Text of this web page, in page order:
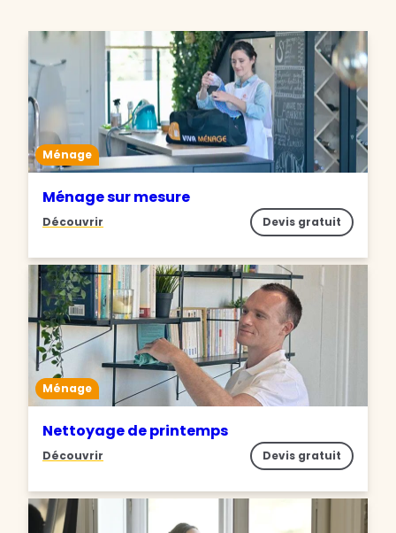
Ménage
Ménage sur mesure
Découvrir Devis gratuit
Ménage
Nettoyage de printemps
Découvrir Devis gratuit